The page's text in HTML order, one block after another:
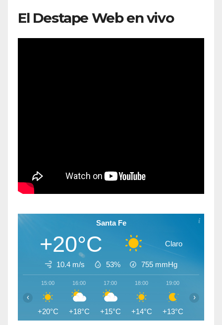
El Destape Web en vivo
Santa Fe
+20°C Claro
10.4 m/s 53% 755 mmHg
15:00
+20°C
16:00
+18°C
17:00
+15°C
18:00
+14°C
19:00
+13°C
‹ ›